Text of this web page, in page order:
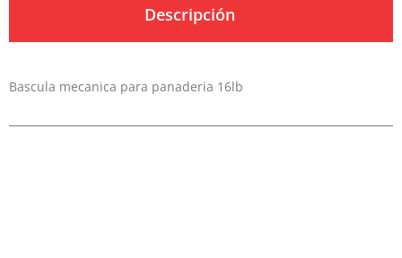
Descripción
Bascula mecanica para panaderia 16lb